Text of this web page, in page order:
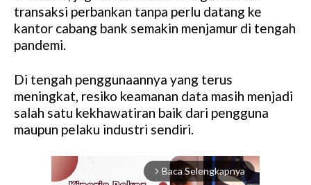
transaksi perbankan tanpa perlu datang ke
kantor cabang bank semakin menjamur di tengah
pandemi.
Di tengah penggunaannya yang terus
meningkat, resiko keamanan data masih menjadi
salah satu kekhawatiran baik dari pengguna
maupun pelaku industri sendiri.
arrow_forward_ios Baca Selengkapnya